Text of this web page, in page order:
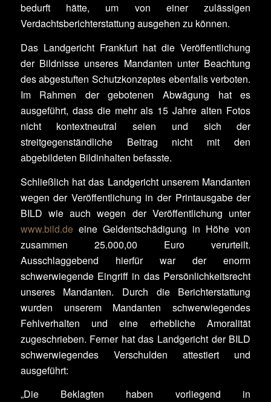
bedurft hätte, um von einer zulässigen
Verdachtsberichterstattung ausgehen zu können.
Das Landgericht Frankfurt hat die Veröffentlichung
der Bildnisse unseres Mandanten unter Beachtung
des abgestuften Schutzkonzeptes ebenfalls verboten.
Im Rahmen der gebotenen Abwägung hat es
ausgeführt, dass die mehr als 15 Jahre alten Fotos
nicht kontextneutral seien und sich der
streitgegenständliche Beitrag nicht mit den
abgebildeten Bildinhalten befasste.
Schließlich hat das Landgericht unserem Mandanten
wegen der Veröffentlichung in der Printausgabe der
BILD wie auch wegen der Veröffentlichung unter
www.bild.deeine Geldentschädigung in Höhe von
zusammen 25.000,00 Euro verurteilt.
Ausschlaggebend hierfür war der enorm
schwerwiegende Eingriff in das Persönlichkeitsrecht
unseres Mandanten. Durch die Berichterstattung
wurden unserem Mandanten schwerwiegendes
Fehlverhalten und eine erhebliche Amoralität
zugeschrieben. Ferner hat das Landgericht der BILD
schwerwiegendes Verschulden attestiert und
ausgeführt:
„Die Beklagten haben vorliegend in